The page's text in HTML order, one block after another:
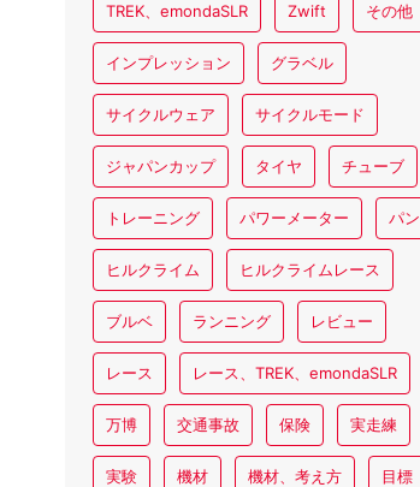
TREK、emondaSLR Zwift その他
インプレッション グラベル
サイクルウェア サイクルモード
ジャパンカップ タイヤ チューブ
トレーニング パワーメーター パン
ヒルクライム ヒルクライムレース
ブルベ ランニング レビュー
レース レース、TREK、emondaSLR
万博 交通事故 保険 実走練
実験 機材 機材、考え方 目標